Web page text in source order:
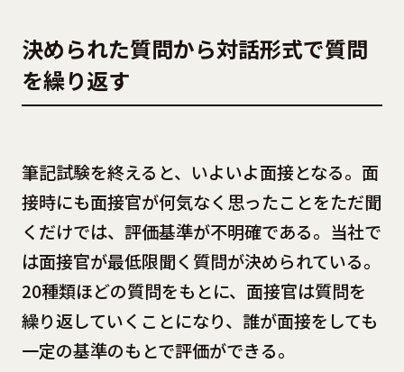
決められた質問から対話形式で質問
を繰り返す
筆記試験を終えると、いよいよ面接となる。面
接時にも面接官が何気なく思ったことをただ聞
くだけでは、評価基準が不明確である。当社で
は面接官が最低限聞く質問が決められている。
20種類ほどの質問をもとに、面接官は質問を
繰り返していくことになり、誰が面接をしても
一定の基準のもとで評価ができる。